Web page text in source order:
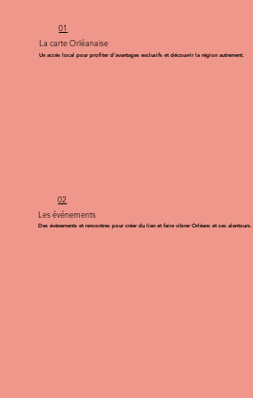
01
La carte Orléanaise
Un accès local pour profiter d’avantages exclusifs et découvrir la région autrement.
02
Les événements
Des évènements et rencontres pour créer du lien et faire vibrer Orléans et ses alentours.